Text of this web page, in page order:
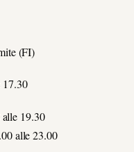
(FI)
17.30
19.30
alle 23.00